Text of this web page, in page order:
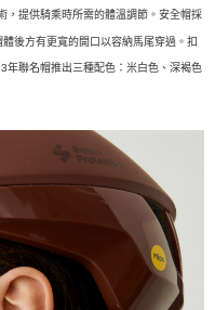
，提供騎乘時所需的體溫調節。安全帽採
後方有更寬的開口以容納馬尾穿過。扣
年聯名帽推出三種配色：米白色、深褐色